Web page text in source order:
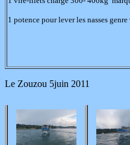
1 potence pour lever les nasses
Le Zouzou 5juin 2011